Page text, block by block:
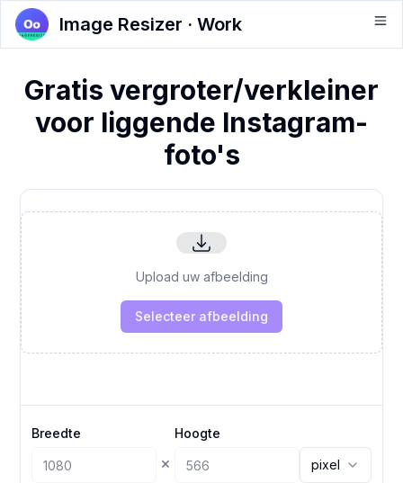
Image Resizer · Work
Gratis vergroter/verkleiner
voor liggende Instagram-
foto's
Upload uw afbeelding
Selecteer afbeelding
Breedte
×
Hoogte
pixel